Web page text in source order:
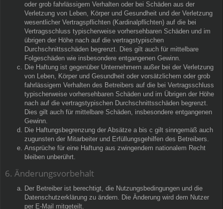
oder grob fahrlässigem Verhalten oder bei Schäden aus der
Verletzung von Leben, Körper und Gesundheit und der Verletzung
wesentlicher Vertragspflichten (Kardinalpflichten) auf die bei
Vertragsschluss typischerweise vorhersehbaren Schäden und im
übrigen der Höhe nach auf die vertragstypischen
Durchschnittsschäden begrenzt. Dies gilt auch für mittelbare
Folgeschäden wie insbesondere entgangenen Gewinn.
Die Haftung ist gegenüber Unternehmern außer bei der Verletzung
von Leben, Körper und Gesundheit oder vorsätzlichem oder grob
fahrlässigem Verhalten des Betreibers auf die bei Vertragsschluss
typischerweise vorhersehbaren Schäden und im Übrigen der Höhe
nach auf die vertragstypischen Durchschnittsschäden begrenzt.
Dies gilt auch für mittelbare Schäden, insbesondere entgangenen
Gewinn.
Die Haftungsbegrenzung der Absätze a bis c gilt sinngemäß auch
zugunsten der Mitarbeiter und Erfüllungsgehilfen des Betreibers.
Ansprüche für eine Haftung aus zwingendem nationalem Recht
bleiben unberührt.
6. Änderungsvorbehalt
Der Betreiber ist berechtigt, die Nutzungsbedingungen und die
Datenschutzerklärung zu ändern. Die Änderung wird dem Nutzer
per E-Mail mitgeteilt.